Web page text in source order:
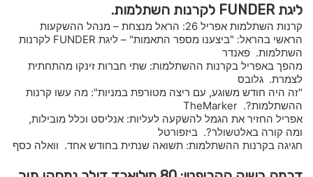
ליגת FUNDER לקרנות השתלמות.
קרנות השתלמות אפריל 26: הראל מנצחת – מנהל ההשקעות
הראשי בהראל: "ביצענו מספר התאמות" – ליגת FUNDER לקרנות
השתלמות. פאנדר
מהפך באפריל בקרנות ההשתלמות: שתי חברות זינקו מהתחתית
לצמרת. גלובס
"זה היה חודש משוגע, עם ריצה מטורפת במניות": מה עשו קרנות
ההשתלמות?. TheMarker
אפריל החזיר את הגמל להשקעה לעליות: אנליסט וכלל מובילות,
ומה קורה באלטשולר?. ביזפורטל
חגיגה בקרנות ההשתלמות: תשואה שנתית בחודש אחד. וואלה כסף